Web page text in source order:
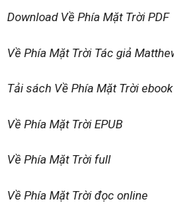
Download Về Phía Mặt Trời PDF
Về Phía Mặt Trời Tác giả
Tải sách Về Phía Mặt Trời ebook
Về Phía Mặt Trời EPUB
Về Phía Mặt Trời full
Về Phía Mặt Trời đọc online